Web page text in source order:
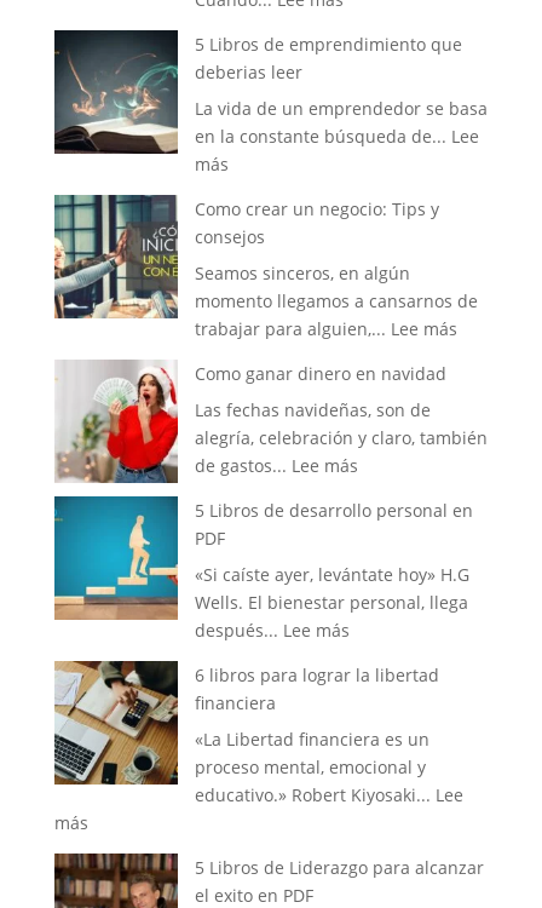
gratitud:
actitud
que
vida
5 Libros de emprendimiento que
deberias leer
La vida de un emprendedor se basa
en la constante búsqueda de... Lee
más:
Libros
de
emprendimiento
que
deberias
Como crear un negocio: Tips y
consejos
Seamos sinceros, en algún
momento llegamos a cansarnos de
trabajar para alguien,... Lee más:
negocio:
consejos
Como ganar dinero en navidad
Las fechas navideñas, son de
alegría, celebración y claro, también
de gastos... Lee más:
ganar
en
navidad
5 Libros de desarrollo personal en
PDF
«Si caíste ayer, levántate hoy» H.G
Wells. El bienestar personal, llega
después... Lee más:
Libros
desarrollo
personal
en
6 libros para lograr la libertad
financiera
«La Libertad financiera es un
proceso mental, emocional y
educativo.» Robert Kiyosaki... Lee
más:
6
libros
5 Libros de Liderazgo para alcanzar
el exito en PDF